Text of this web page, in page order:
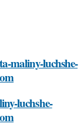
maliny-luchshe-
luchshe-